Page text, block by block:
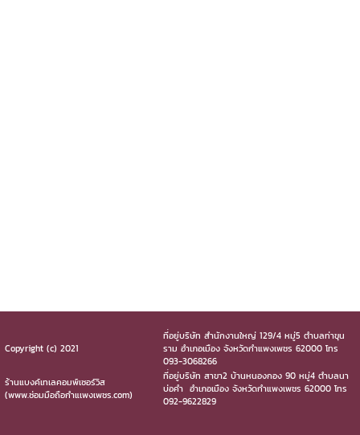
Copyright (c) 2021
ที่อยู่บริษัท สำนักงานใหญ่ 129/4 หมู่5 ตำบลท่าขุน
ราม อำเภอเมือง จังหวัดกำแพงเพชร 62000 โทร
093-3068266
ร้านแบงค์เทเลคอมพ์เซอร์วิส
(www.ซ่อมมือถือกำแเพงเพชร.com)
ที่อยู่บริษัท สาขา2 บ้านหนองกอง 90 หมู่4 ตำบลนา
บ่อคำ อำเภอเมือง จังหวัดกำแพงเพชร 62000 โทร
092-9622829